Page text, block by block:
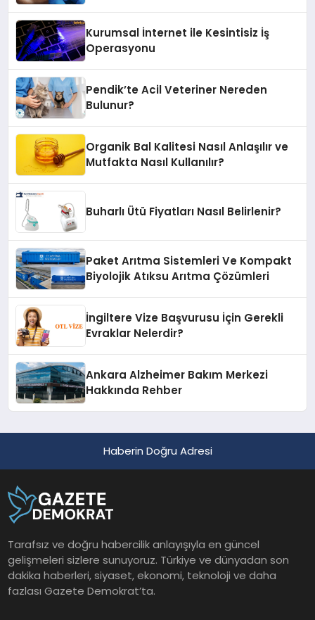
Kurumsal İnternet ile Kesintisiz İş
Operasyonu
Pendik’te Acil Veteriner Nereden
Bulunur?
Organik Bal Kalitesi Nasıl Anlaşılır ve
Mutfakta Nasıl Kullanılır?
Buharlı Ütü Fiyatları Nasıl Belirlenir?
Paket Arıtma Sistemleri Ve Kompakt
Biyolojik Atıksu Arıtma Çözümleri
İngiltere Vize Başvurusu İçin Gerekli
Evraklar Nelerdir?
Ankara Alzheimer Bakım Merkezi
Hakkında Rehber
Haberin Doğru Adresi
Tarafsız ve doğru habercilik anlayışıyla en güncel
gelişmeleri sizlere sunuyoruz. Türkiye ve dünyadan son
dakika haberleri, siyaset, ekonomi, teknoloji ve daha
fazlası Gazete Demokrat’ta.